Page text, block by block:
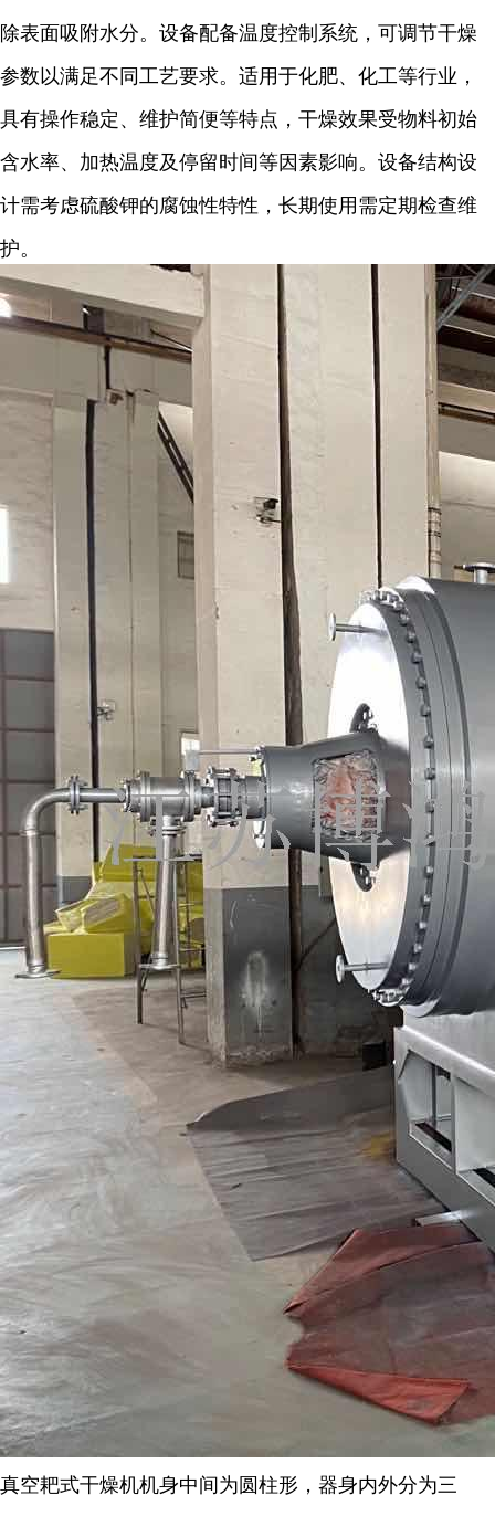
除表面吸附水分。设备配备温度控制系统，可调节干燥
参数以满足不同工艺要求。适用于化肥、化工等行业，
具有操作稳定、维护简便等特点，干燥效果受物料初始
含水率、加热温度及停留时间等因素影响。设备结构设
计需考虑硫酸钾的腐蚀性特性，长期使用需定期检查维
护。
真空耙式干燥机机身中间为圆柱形，器身内外分为三